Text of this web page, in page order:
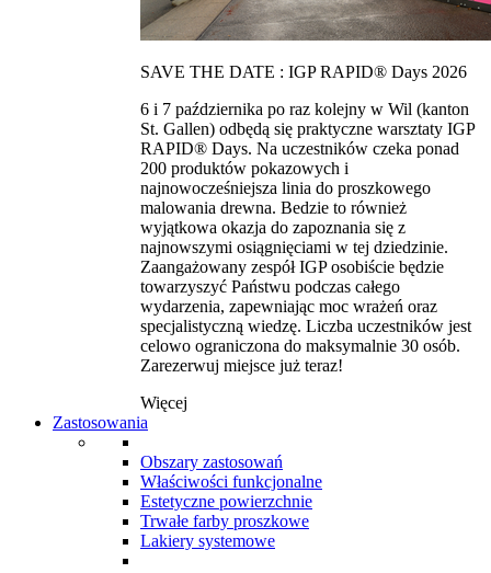
SAVE THE DATE : IGP RAPID® Days 2026
6 i 7 października po raz kolejny w Wil (kanton
St. Gallen) odbędą się praktyczne warsztaty IGP
RAPID® Days. Na uczestników czeka ponad
200 produktów pokazowych i
najnowocześniejsza linia do proszkowego
malowania drewna. Bedzie to również
wyjątkowa okazja do zapoznania się z
najnowszymi osiągnięciami w tej dziedzinie.
Zaangażowany zespół IGP osobiście będzie
towarzyszyć Państwu podczas całego
wydarzenia, zapewniając moc wrażeń oraz
specjalistyczną wiedzę. Liczba uczestników jest
celowo ograniczona do maksymalnie 30 osób.
Zarezerwuj miejsce już teraz!
Więcej
Zastosowania
Obszary zastosowań
Właściwości funkcjonalne
Estetyczne powierzchnie
Trwałe farby proszkowe
Lakiery systemowe